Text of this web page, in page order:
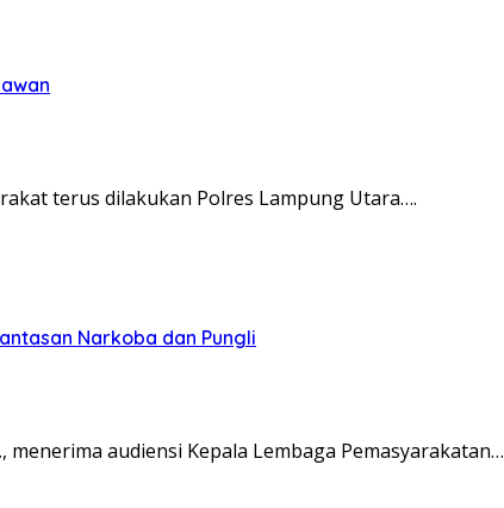
terus dilakukan Polres Lampung Utara….
Narkoba dan Pungli
menerima audiensi Kepala Lembaga Pemasyarakatan…